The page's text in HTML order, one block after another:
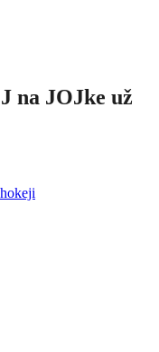
na JOJke už